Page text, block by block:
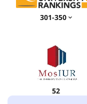
301-350
52